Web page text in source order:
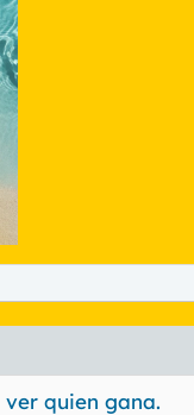
quien gana.